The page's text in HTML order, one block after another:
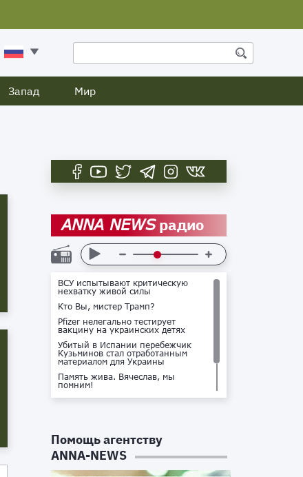
Запад Мир
ANNA NEWSрадио
ВСУ испытывают критическую
нехватку живой силы
Кто Вы, мистер Трамп?
Pfizer нелегально тестирует
вакцину на украинских детях
Убитый в Испании перебежчик
Кузьминов стал отработанным
материалом для Украины
Память жива. Вячеслав, мы
помним!
Не доставайся ты никому!
Помощь агентству
ANNA-NEWS